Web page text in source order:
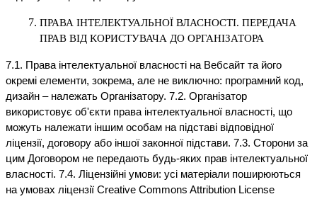
ПРАВА ІНТЕЛЕКТУАЛЬНОЇ ВЛАСНОСТІ. ПЕРЕДАЧА
ПРАВ ВІД КОРИСТУВАЧА ДО ОРГАНІЗАТОРА
7.1. Права інтелектуальної власності на Вебсайт та його
окремі елементи, зокрема, але не виключно: програмний код,
дизайн – належать Організатору. 7.2. Організатор
використовує об'єкти права інтелектуальної власності, що
можуть належати іншим особам на підставі відповідної
ліцензії, договору або іншої законної підстави. 7.3. Сторони за
цим Договором не передають будь-яких прав інтелектуальної
власності. 7.4. Ліцензійні умови: усі матеріали поширюються
на умовах ліцензії Creative Commons Attribution License